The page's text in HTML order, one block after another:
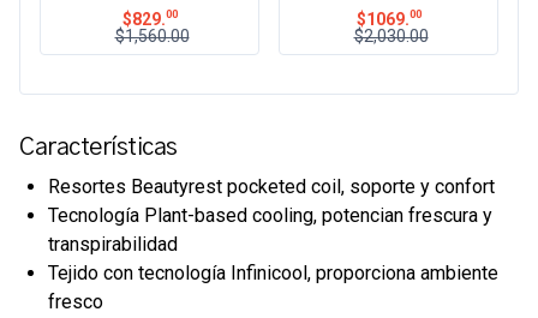
$829.00
$1,560.00
$1069.00
$2,030.00
Características
Resortes Beautyrest pocketed coil, soporte y confort
Tecnología Plant-based cooling, potencian frescura y
transpirabilidad
Tejido con tecnología Infinicool, proporciona ambiente
fresco